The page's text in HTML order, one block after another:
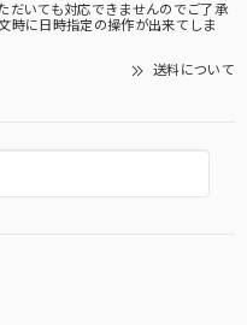
だいても対応できませんのでご了承
時に日時指定の操作が出来てしま
送料について